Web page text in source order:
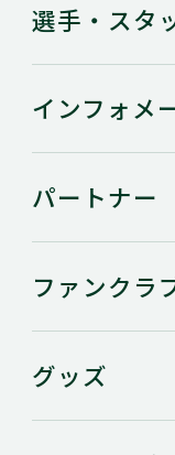
選手・スタ
インフォメ
パートナー
ファンクラ
グッズ